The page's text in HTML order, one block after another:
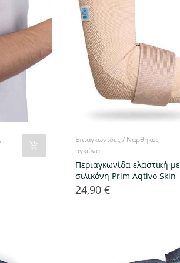
Επιαγκωνίδες / Νάρθηκες
αγκώνα
Περιαγκωνίδα ελαστική με
σιλικόνη Prim Aqtivo Skin
Τιμή
24,90 €